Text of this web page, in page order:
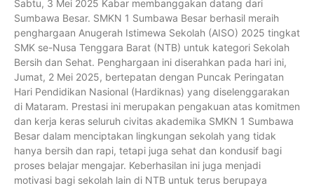
Sabtu, 3 Mei 2025 Kabar membanggakan datang dari
Sumbawa Besar. SMKN 1 Sumbawa Besar berhasil meraih
penghargaan Anugerah Istimewa Sekolah (AISO) 2025 tingkat
SMK se-Nusa Tenggara Barat (NTB) untuk kategori Sekolah
Bersih dan Sehat. Penghargaan ini diserahkan pada hari ini,
Jumat, 2 Mei 2025, bertepatan dengan Puncak Peringatan
Hari Pendidikan Nasional (Hardiknas) yang diselenggarakan
di Mataram. Prestasi ini merupakan pengakuan atas komitmen
dan kerja keras seluruh civitas akademika SMKN 1 Sumbawa
Besar dalam menciptakan lingkungan sekolah yang tidak
hanya bersih dan rapi, tetapi juga sehat dan kondusif bagi
proses belajar mengajar. Keberhasilan ini juga menjadi
motivasi bagi sekolah lain di NTB untuk terus berupaya